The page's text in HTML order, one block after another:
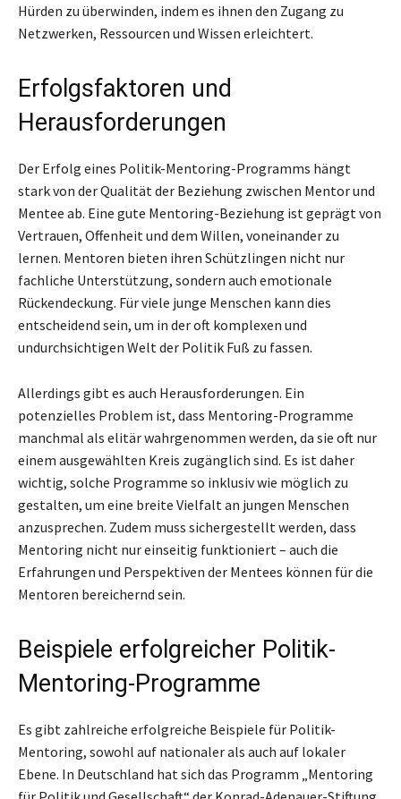
Hürden zu überwinden, indem es ihnen den Zugang zu
Netzwerken, Ressourcen und Wissen erleichtert.
Erfolgsfaktoren und
Herausforderungen
Der Erfolg eines Politik-Mentoring-Programms hängt
stark von der Qualität der Beziehung zwischen Mentor und
Mentee ab. Eine gute Mentoring-Beziehung ist geprägt von
Vertrauen, Offenheit und dem Willen, voneinander zu
lernen. Mentoren bieten ihren Schützlingen nicht nur
fachliche Unterstützung, sondern auch emotionale
Rückendeckung. Für viele junge Menschen kann dies
entscheidend sein, um in der oft komplexen und
undurchsichtigen Welt der Politik Fuß zu fassen.
Allerdings gibt es auch Herausforderungen. Ein
potenzielles Problem ist, dass Mentoring-Programme
manchmal als elitär wahrgenommen werden, da sie oft nur
einem ausgewählten Kreis zugänglich sind. Es ist daher
wichtig, solche Programme so inklusiv wie möglich zu
gestalten, um eine breite Vielfalt an jungen Menschen
anzusprechen. Zudem muss sichergestellt werden, dass
Mentoring nicht nur einseitig funktioniert – auch die
Erfahrungen und Perspektiven der Mentees können für die
Mentoren bereichernd sein.
Beispiele erfolgreicher Politik-
Mentoring-Programme
Es gibt zahlreiche erfolgreiche Beispiele für Politik-
Mentoring, sowohl auf nationaler als auch auf lokaler
Ebene. In Deutschland hat sich das Programm „Mentoring